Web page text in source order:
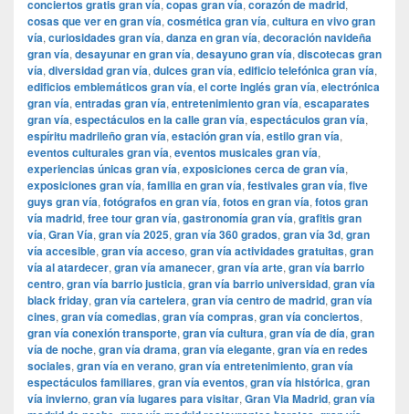
conciertos gratis gran vía, copas gran vía, corazón de madrid,
cosas que ver en gran vía, cosmética gran vía, cultura en vivo gran
vía, curiosidades gran vía, danza en gran vía, decoración navideña
gran vía, desayunar en gran vía, desayuno gran vía, discotecas gran
vía, diversidad gran vía, dulces gran vía, edificio telefónica gran vía,
edificios emblemáticos gran vía, el corte inglés gran vía, electrónica
gran vía, entradas gran vía, entretenimiento gran vía, escaparates
gran vía, espectáculos en la calle gran vía, espectáculos gran vía,
espíritu madrileño gran vía, estación gran vía, estilo gran vía,
eventos culturales gran vía, eventos musicales gran vía,
experiencias únicas gran vía, exposiciones cerca de gran vía,
exposiciones gran vía, familia en gran vía, festivales gran vía, five
guys gran vía, fotógrafos en gran vía, fotos en gran vía, fotos gran
vía madrid, free tour gran vía, gastronomía gran vía, grafitis gran
vía, Gran Vía, gran vía 2025, gran vía 360 grados, gran vía 3d, gran
vía accesible, gran vía acceso, gran vía actividades gratuitas, gran
vía al atardecer, gran vía amanecer, gran vía arte, gran vía barrio
centro, gran vía barrio justicia, gran vía barrio universidad, gran vía
black friday, gran vía cartelera, gran vía centro de madrid, gran vía
cines, gran vía comedias, gran vía compras, gran vía conciertos,
gran vía conexión transporte, gran vía cultura, gran vía de día, gran
vía de noche, gran vía drama, gran vía elegante, gran vía en redes
sociales, gran vía en verano, gran vía entretenimiento, gran vía
espectáculos familiares, gran vía eventos, gran vía histórica, gran
vía invierno, gran vía lugares para visitar, ​​Gran Via Madrid, gran vía